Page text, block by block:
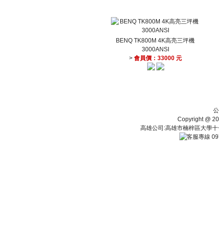
BENQ TK800M 4K高亮三坪機
3000ANSI
> 會員價：33000 元
Copyright @
高雄公司:高雄市楠梓區大學